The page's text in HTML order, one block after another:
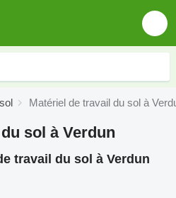
Matériel de travail du sol à
sol à Verdun
travail du sol à Verdun